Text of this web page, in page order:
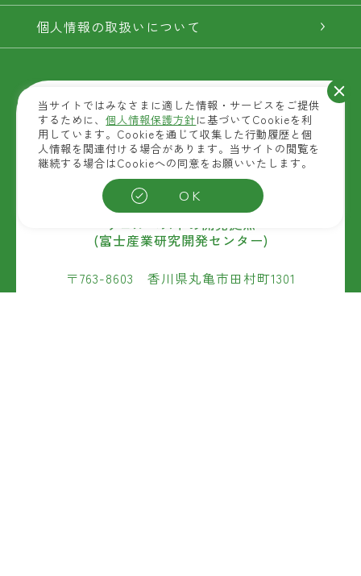
自然素材商品を扱う
ウェルベストの開発拠点
(富士産業研究開発センター)
〒763-8603 香川県丸亀市田村町1301
個人情報の取扱いについて
当サイトではみなさまに適した情報・サービスをご提供
するために、個人情報保護方針に基づいてCookieを利
用しています。Cookieを通じて収集した行動履歴と個
人情報を関連付ける場合があります。当サイトの閲覧を
継続する場合はCookieへの同意をお願いいたします。
OK